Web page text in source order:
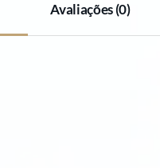
Avaliações (0)